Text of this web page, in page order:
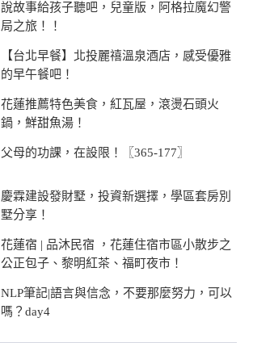
說故事給孩子聽吧，兒童版，阿格拉魔幻警
局之旅！！
【台北早餐】北投麗禧溫泉酒店，感受優雅
的早午餐吧！
花蓮推薦特色美食，紅瓦屋，滾燙石頭火
鍋，鮮甜魚湯！
父母的功課，在設限！〖365-177〗
慶霖建設發財墅，投資新選擇，學區套房別
墅分享！
花蓮宿 | 品沐民宿 ，花蓮住宿市區小散步之
公正包子、黎明紅茶、福町夜市！
NLP筆記|語言與信念，不要那麼努力，可以
嗎？day4